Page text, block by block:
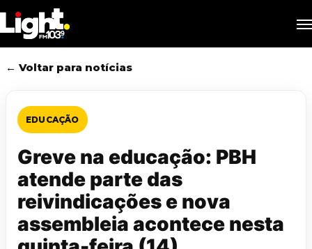
to
main
content
← Voltar para notícias
EDUCAÇÃO
Greve na educação: PBH
atende parte das
reivindicações e nova
assembleia acontece nesta